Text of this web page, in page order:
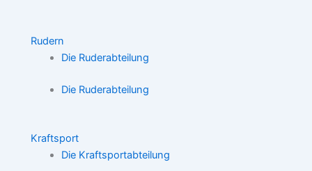
Rudern
Die Ruderabteilung
Die Ruderabteilung
Kraftsport
Die Kraftsportabteilung